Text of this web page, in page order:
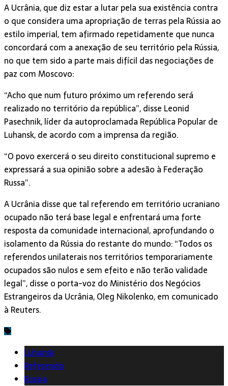
A Ucrânia, que diz estar a lutar pela sua existência contra
o que considera uma apropriação de terras pela Rússia ao
estilo imperial, tem afirmado repetidamente que nunca
concordará com a anexação de seu território pela Rússia,
no que tem sido a parte mais difícil das negociações de
paz com Moscovo:
“Acho que num futuro próximo um referendo será
realizado no território da república”, disse Leonid
Pasechnik, líder da autoproclamada República Popular de
Luhansk, de acordo com a imprensa da região.
“O povo exercerá o seu direito constitucional supremo e
expressará a sua opinião sobre a adesão à Federação
Russa”.
A Ucrânia disse que tal referendo em território ucraniano
ocupado não terá base legal e enfrentará uma forte
resposta da comunidade internacional, aprofundando o
isolamento da Rússia do restante do mundo: “Todos os
referendos unilaterais nos territórios temporariamente
ocupados são nulos e sem efeito e não terão validade
legal”, disse o porta-voz do Ministério dos Negócios
Estrangeiros da Ucrânia, Oleg Nikolenko, em comunicado
à Reuters.
Luhansk
Referendo
Russia